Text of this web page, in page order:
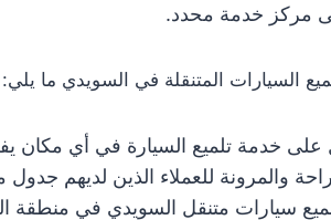
مركز خدمة محدد.
السيارات المتنقلة في السويدي ما يلي:
خدمة تلميع السيارة في أي مكان
والمرونة للعملاء الذين لديهم
سيارات متنقل السويدي في منطقة